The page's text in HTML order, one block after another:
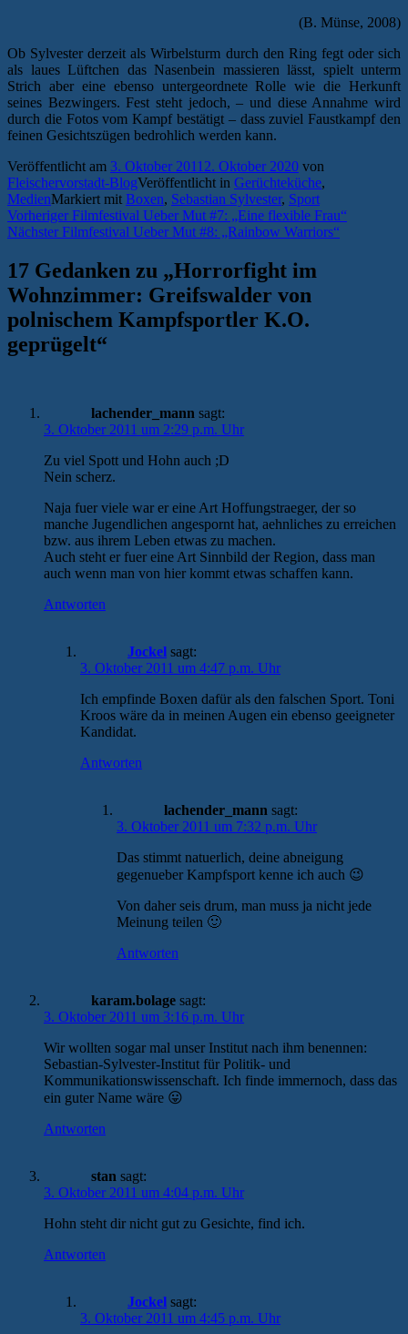
(B. Münse, 2008)
Ob Sylvester derzeit als Wirbelsturm durch den Ring fegt oder sich
als laues Lüftchen das Nasenbein massieren lässt, spielt unterm
Strich aber eine ebenso untergeordnete Rolle wie die Herkunft
seines Bezwingers. Fest steht jedoch, – und diese Annahme wird
durch die Fotos vom Kampf bestätigt – dass zuviel Faustkampf den
feinen Gesichtszügen bedrohlich werden kann.
Veröffentlicht am 3. Oktober 2011 2. Oktober 2020 von
Fleischervorstadt-BlogVeröffentlicht in Gerüchteküche,
MedienMarkiert mit Boxen, Sebastian Sylvester, Sport
Beitragsnavigation
Vorheriger Vorheriger
Beitrag:
Filmfestival Ueber Mut #7: „Eine flexible Frau“
Nächster Nächster
Filmfestival Ueber Mut #8: „Rainbow Warriors“
17 Gedanken zu „Horrorfight im
Wohnzimmer: Greifswalder von
polnischem Kampfsportler K.O.
geprügelt“
lachender_mann sagt:
3. Oktober 2011 um 2:29 p.m. Uhr
Zu viel Spott und Hohn auch ;D
Nein scherz.
Naja fuer viele war er eine Art Hoffungstraeger, der so
manche Jugendlichen angespornt hat, aehnliches zu erreichen
bzw. aus ihrem Leben etwas zu machen.
Auch steht er fuer eine Art Sinnbild der Region, dass man
auch wenn man von hier kommt etwas schaffen kann.
Antworten
Jockel sagt:
3. Oktober 2011 um 4:47 p.m. Uhr
Ich empfinde Boxen dafür als den falschen Sport. Toni
Kroos wäre da in meinen Augen ein ebenso geeigneter
Kandidat.
Antworten
lachender_mann sagt:
3. Oktober 2011 um 7:32 p.m. Uhr
Das stimmt natuerlich, deine abneigung
gegenueber Kampfsport kenne ich auch 😉
Von daher seis drum, man muss ja nicht jede
Meinung teilen 🙂
Antworten
karam.bolage sagt:
3. Oktober 2011 um 3:16 p.m. Uhr
Wir wollten sogar mal unser Institut nach ihm benennen:
Sebastian-Sylvester-Institut für Politik- und
Kommunikationswissenschaft. Ich finde immernoch, dass das
ein guter Name wäre 😛
Antworten
stan sagt:
3. Oktober 2011 um 4:04 p.m. Uhr
Hohn steht dir nicht gut zu Gesichte, find ich.
Antworten
Jockel sagt:
3. Oktober 2011 um 4:45 p.m. Uhr